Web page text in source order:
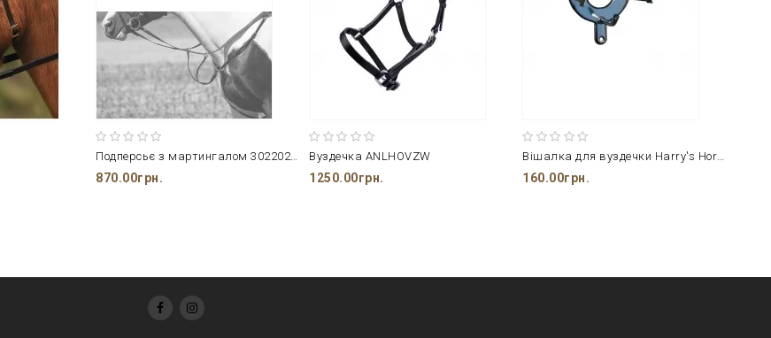
Подперсьє з мартингалом 302202002
870.00грн.
Вуздечка ANLHOVZW
1250.00грн.
Вішалка для вуздечки Harry's Horse
160.00грн.